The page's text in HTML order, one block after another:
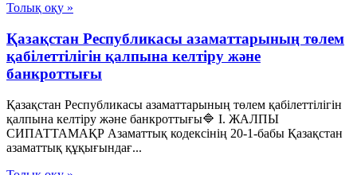
Толық оқу »
Қазақстан Республикасы азаматтарының төлем
қабілеттілігін қалпына келтіру және
банкроттығы
Қазақстан Республикасы азаматтарының төлем қабілеттілігін
қалпына келтіру және банкроттығы🔷 I. ЖАЛПЫ
СИПАТТАМАҚР Азаматтық кодексінің 20-1-бабы Қазақстан
азаматтық құқығындағ...